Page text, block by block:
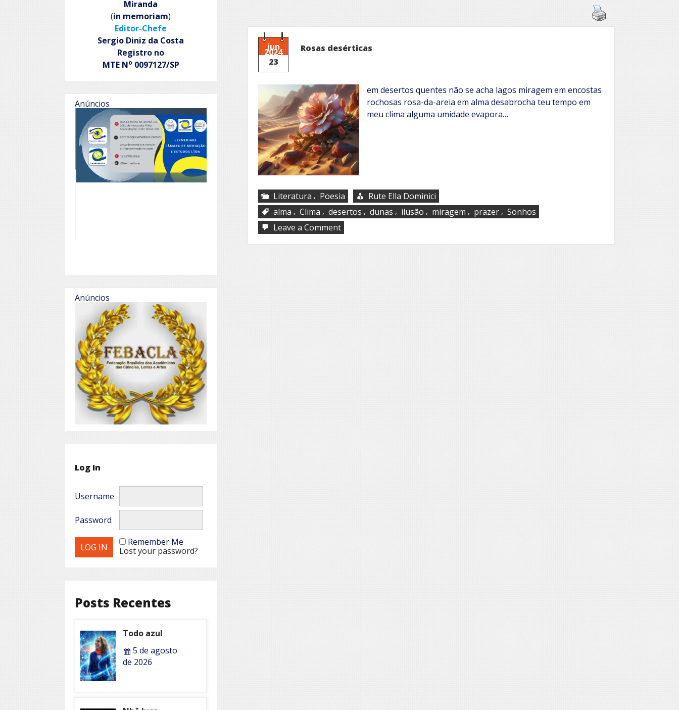
jun
2024
23
Rosas desérticas
em desertos quentes não se acha lagos miragem em encostas
rochosas rosa-da-areia em alma desabrocha teu tempo em
meu clima alguma umidade evapora…
Literatura , Poesia
Rute Ella Dominici
alma , Clima , desertos , dunas , ilusão , miragem , prazer , Sonhos
Leave a Commenton
Rosas
desérticas
Miranda
(in memoriam)
Editor-Chefe
Sergio Diniz da Costa
Registro no
MTE No 0097127/SP
Anúncios
Anúncios
Log In
Username
Password
Remember Me
Lost your password?
Posts Recentes
Todo azul
5 de agosto
de 2026